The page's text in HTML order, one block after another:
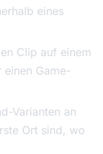
eines
Clip auf einem
Game-
Varianten an
Ort sind, wo